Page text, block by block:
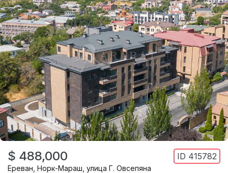
$ 488,000 ID 415782
Ереван Норк-Мараш улица Г. Овсепяна